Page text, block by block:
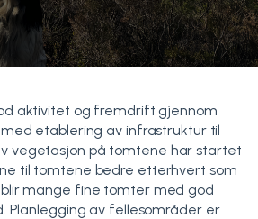
aktivitet og fremdrift gjennom
etablering av infrastruktur til
vegetasjon på tomtene har startet
til tomtene bedre etterhvert som
mange fine tomter med god
Planlegging av fellesområder er